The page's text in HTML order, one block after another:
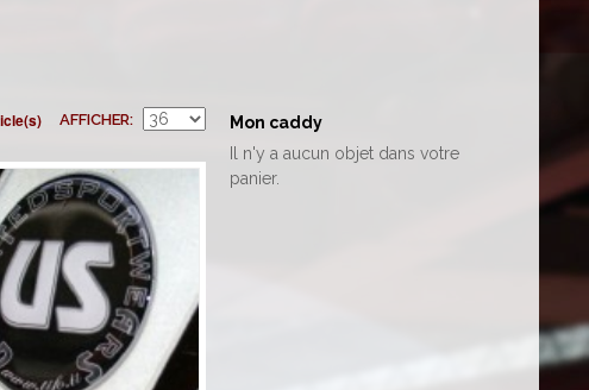
AFFICHER
Mon caddy
Il n'y a aucun objet dans votre
panier.